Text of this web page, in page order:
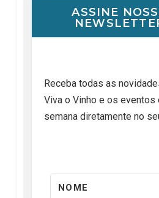
ASSINE
Receba todas as
Viva o Vinho e os eventos
semana diretamente no